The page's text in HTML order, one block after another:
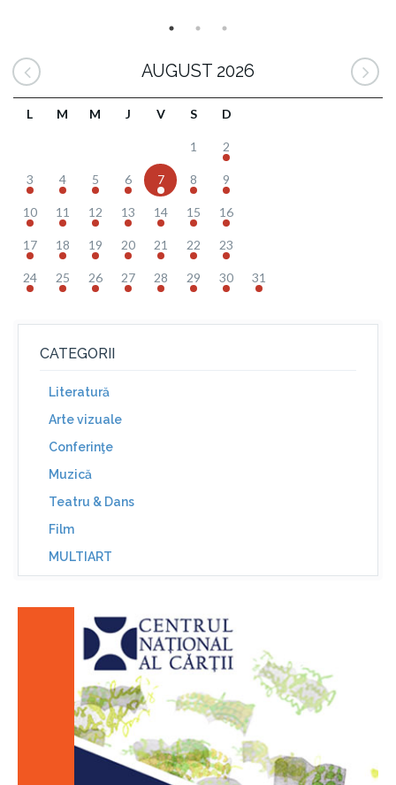
AUGUST 2026
L M M J V S D
1 2
3 4 5 6 7 8 9
10 11 12 13 14 15 16
17 18 19 20 21 22 23
24 25 26 27 28 29 30 31
CATEGORII
Literatură
Arte vizuale
Conferinţe
Muzică
Teatru & Dans
Film
MULTIART